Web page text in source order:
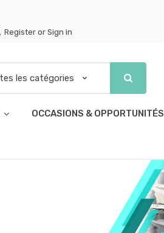
Register or Sign in
OCCASIONS & OPPORTUNITÉS